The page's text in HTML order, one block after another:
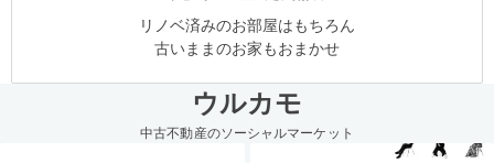
リノベ済みのお部屋はもちろん
古いままのお家もおまかせ
ウルカモ
中古不動産のソーシャルマーケット